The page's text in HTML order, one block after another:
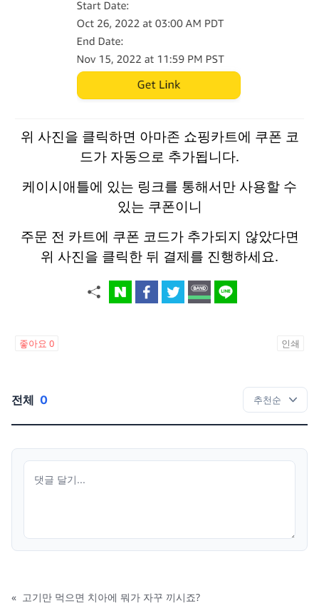
위 사진을 클릭하면 아마존 쇼핑카트에 쿠폰 코
드가 자동으로 추가됩니다.
케이시애틀에 있는 링크를 통해서만 사용할 수
있는 쿠폰이니
주문 전 카트에 쿠폰 코드가 추가되지 않았다면
위 사진을 클릭한 뒤 결제를 진행하세요.
좋아요 0 인쇄
전체 0
« 고기만 먹으면 치아에 뭐가 자꾸 끼시죠?